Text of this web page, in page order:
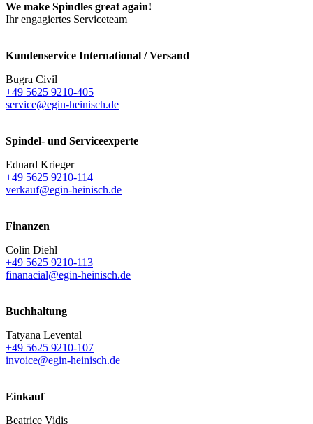
We make Spindles great again!
Ihr engagiertes Serviceteam
Kundenservice International / Versand
Bugra Civil
+49 5625 9210-405
service@egin-heinisch.de
Spindel- und Serviceexperte
Eduard Krieger
+49 5625 9210-114
verkauf@egin-heinisch.de
Finanzen
Colin Diehl
+49 5625 9210-113
finanacial@egin-heinisch.de
Buchhaltung
Tatyana Levental
+49 5625 9210-107
invoice@egin-heinisch.de
Einkauf
Beatrice Vidis